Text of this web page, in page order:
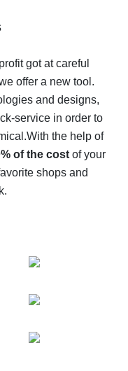
on AliExpress
the impossible is
- how to find it
AliExpress - let's
got at careful
offer a new tool.
and designs,
service in order to
With the help of
of the costof your
shops and